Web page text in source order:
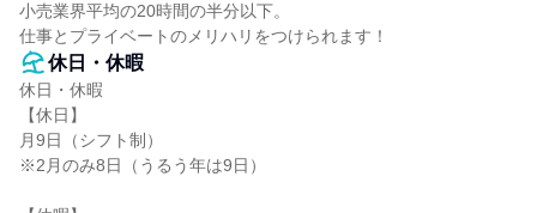
小売業界平均の20時間の半分以下。
仕事とプライベートのメリハリをつけられます！
休日・休暇
休日・休暇
【休日】
月9日（シフト制）
※2月のみ8日（うるう年は9日）